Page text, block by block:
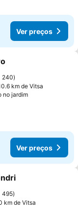
Ver preços
favoritos
240
km de Vitsa
no jardimVer preços
Ver preços
favoritos
495
km de Vitsa